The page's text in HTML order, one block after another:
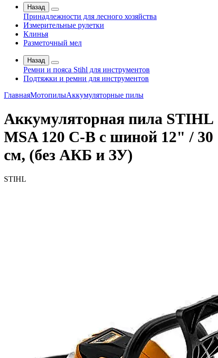
Назад
Принадлежности для лесного хозяйства
Измерительные рулетки
Клинья
Разметочный мел
Назад
Ремни и пояса Stihl для инструментов
Подтяжки и ремни для инструментов
ГлавнаяМотопилыАккумуляторные пилы
Аккумуляторная пила STIHL
MSA 120 C-B с шиной 12" / 30
см, (без АКБ и ЗУ)
STIHL